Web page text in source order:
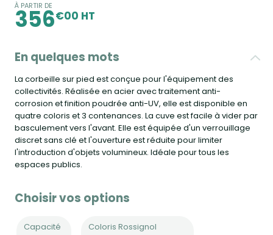
À PARTIR DE
356€00 HT
En quelques mots
La corbeille sur pied est conçue pour l'équipement des
collectivités. Réalisée en acier avec traitement anti-
corrosion et finition poudrée anti-UV, elle est disponible en
quatre coloris et 3 contenances. La cuve est facile à vider par
basculement vers l'avant. Elle est équipée d'un verrouillage
discret sans clé et l'ouverture est réduite pour limiter
l'introduction d'objets volumineux. Idéale pour tous les
espaces publics.
Choisir vos options
Capacité Coloris Rossignol